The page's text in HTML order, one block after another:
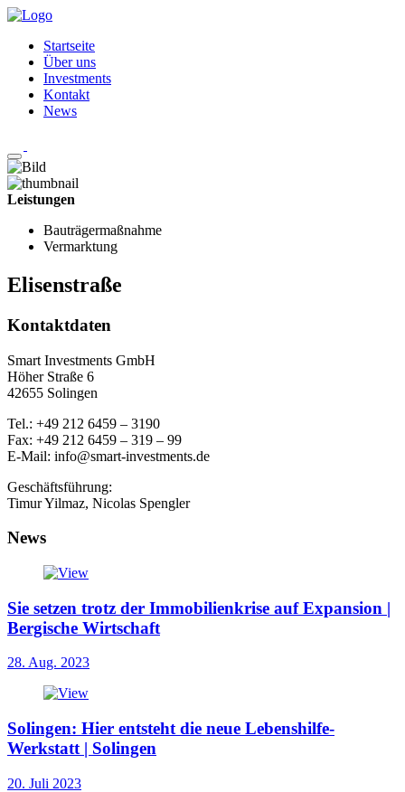
Startseite
Über uns
Investments
Kontakt
News
Leistungen
Bauträgermaßnahme
Vermarktung
Elisenstraße
Kontaktdaten
Smart Investments GmbH
Höher Straße 6
42655 Solingen
Tel.: +49 212 6459 – 3190
Fax: +49 212 6459 – 319 – 99
E-Mail: info@smart-investments.de
Geschäftsführung:
Timur Yilmaz, Nicolas Spengler
News
Sie setzen trotz der Immobilienkrise auf Expansion |
Bergische Wirtschaft
28. Aug. 2023
Solingen: Hier entsteht die neue Lebenshilfe-
Werkstatt | Solingen
20. Juli 2023